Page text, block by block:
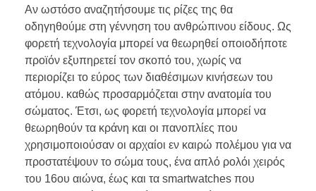
Αν ωστόσο αναζητήσουμε τις ρίζες της θα
οδηγηθούμε στη γέννηση του ανθρώπινου είδους. Ως
φορετή τεχνολογία μπορεί να θεωρηθεί οποιοδήποτε
προϊόν εξυπηρετεί τον σκοπό του, χωρίς να
περιορίζει το εύρος των διαθέσιμων κινήσεων του
ατόμου. καθώς προσαρμόζεται στην ανατομία του
σώματος. Έτσι, ως φορετή τεχνολογία μπορεί να
θεωρηθούν τα κράνη και οι πανοπλίες που
χρησιμοποιούσαν οι αρχαίοι εν καιρώ πολέμου για να
προστατέψουν το σώμα τους, ένα απλό ρολόι χειρός
του 16ου αιώνα, έως και τα smartwatches που